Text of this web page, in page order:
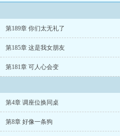
第189章 你们太无礼了
第185章 这是我女朋友
第181章 可人心会变
第4章 调座位换同桌
第8章 好像一条狗